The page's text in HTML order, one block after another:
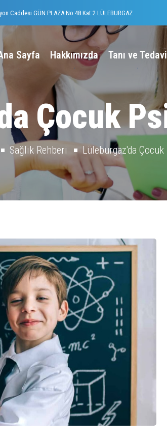
Caddesi GÜN PLAZA No:48 Kat:2 LÜLEBURGAZ
Sayfa Hakkımızda Tanı ve Tedavi
Çocuk
Sağlık Rehberi Lüleburgaz'da